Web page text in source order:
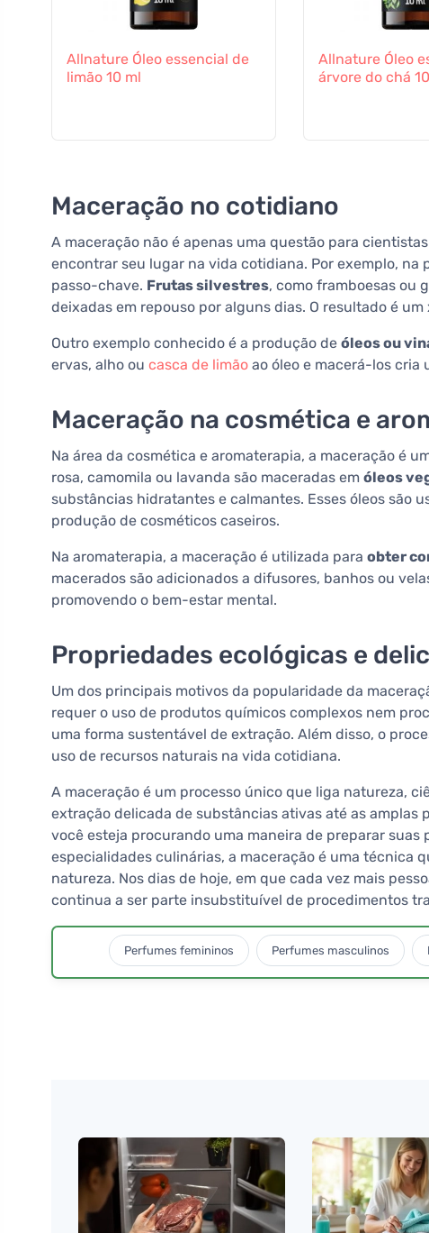
Allnature Óleo essencial de
limão 10 ml
Allnature Óleo
árvore do chá
Maceração no cotidiano
A maceração não é apenas uma questão para
encontrar seu lugar na vida cotidiana. Por exemplo, na
passo-chave. Frutas silvestres, como framboesas ou
deixadas em repouso por alguns dias. O resultado é
Outro exemplo conhecido é a produção de óleos ou
ervas, alho ou casca de limão ao óleo e macerá-los cria
Maceração na cosmética e
Na área da cosmética e aromaterapia, a maceração é
rosa, camomila ou lavanda são maceradas em óleos
substâncias hidratantes e calmantes. Esses óleos são
produção de cosméticos caseiros.
Na aromaterapia, a maceração é utilizada para obter
macerados são adicionados a difusores, banhos ou
promovendo o bem-estar mental.
Propriedades ecológicas e
Um dos principais motivos da popularidade da
requer o uso de produtos químicos complexos nem
uma forma sustentável de extração. Além disso, o
uso de recursos naturais na vida cotidiana.
A maceração é um processo único que liga natureza,
extração delicada de substâncias ativas até as amplas
você esteja procurando uma maneira de preparar
especialidades culinárias, a maceração é uma técnica
natureza. Nos dias de hoje, em que cada vez mais
continua a ser parte insubstituível de procedimentos
Perfumes femininos Perfumes masculinos